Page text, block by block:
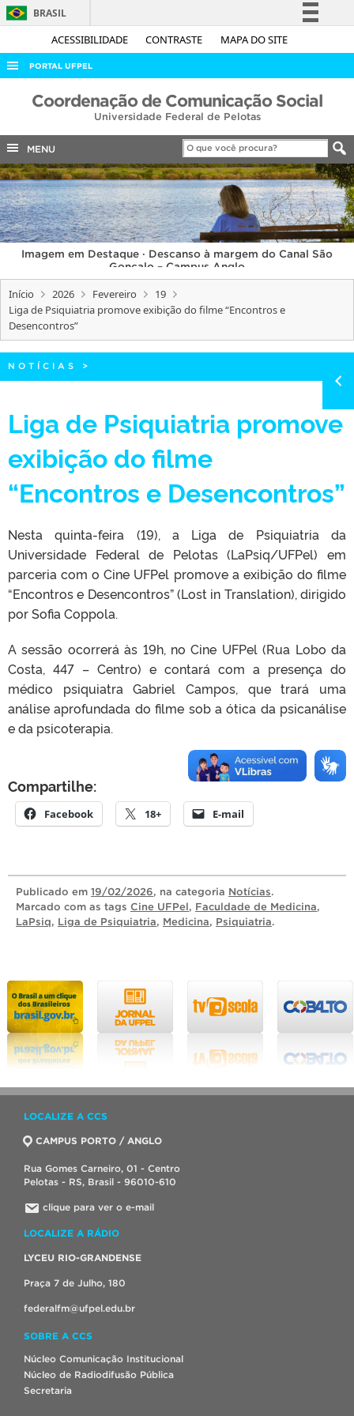
ACESSIBILIDADE CONTRASTE MAPA DO SITE
BRASIL
Simplifique!
Acesso à informação
Legislação
Canais
PORTAL UFPEL
ACESSO À INFORMAÇÃO
COBALTO
CONCURSOS
EDITAIS
INTERNACIONAL
OUVIDORIA
PORTARIAS
TELEFONES
Coordenação de Comunicação Social
Universidade Federal de Pelotas
MENU
Imagem em Destaque · Descanso à margem do Canal São
Gonçalo – Campus Anglo
Início 2026 Fevereiro
19
Liga de Psiquiatria promove exibição do filme “Encontros e
Desencontros”
NOTÍCIAS >
Liga de Psiquiatria promove
exibição do filme
“Encontros e Desencontros”
Nesta quinta-feira (19), a Liga de Psiquiatria da
Universidade Federal de Pelotas (LaPsiq/UFPel) em
parceria com o Cine UFPel promove a exibição do filme
“Encontros e Desencontros” (Lost in Translation), dirigido
por Sofia Coppola.
A sessão ocorrerá às 19h, no Cine UFPel (Rua Lobo da
Costa, 447 – Centro) e contará com a presença do
médico psiquiatra Gabriel Campos, que trará uma
análise aprofundada do filme sob a ótica da psicanálise
e da psicoterapia.
Compartilhe:
Facebook 18+ E-mail
Publicado em 19/02/2026, na categoria Notícias.
Marcado com as tags Cine UFPel, Faculdade de Medicina,
LaPsiq, Liga de Psiquiatria, Medicina, Psiquiatria.
LOCALIZE A CCS
CAMPUS PORTO / ANGLO
Rua Gomes Carneiro, 01 - Centro
Pelotas - RS, Brasil - 96010-610
clique para ver o e-mail
LOCALIZE A RÁDIO
LYCEU RIO-GRANDENSE
Praça 7 de Julho, 180
federalfm@ufpel.edu.br
SOBRE A CCS
Núcleo Comunicação Institucional
Núcleo de Radiodifusão Pública
Secretaria